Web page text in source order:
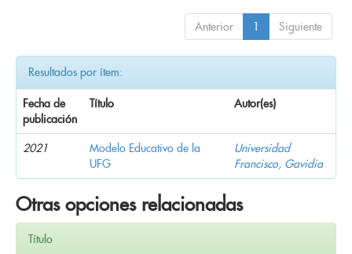
Anterior 1 Siguiente
Resultados por ítem:
Fecha de
publicación
Título Autor(es)
2021
Modelo Educativo de la
UFG
Universidad
Francisco, Gavidia
Otras opciones relacionadas
Título